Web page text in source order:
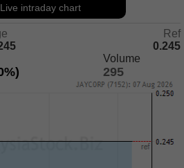
Live intraday chart
Ref
0.245
Volume
295